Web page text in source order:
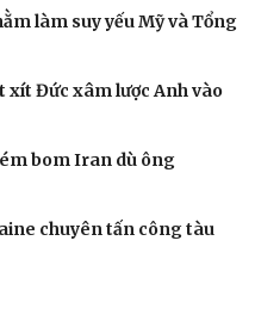
làm suy yếu Mỹ và Tổng
xít Đức xâm lược Anh vào
bom Iran dù ông
chuyên tấn công tàu